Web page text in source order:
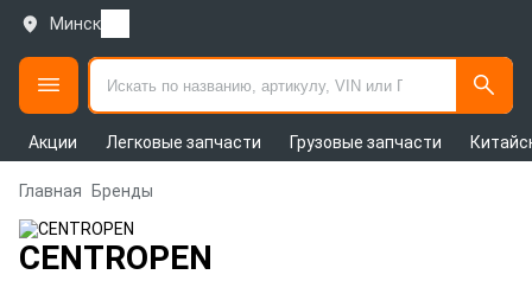
Минск
Акции Легковые запчасти Грузовые запчасти
Главная Бренды
CENTROPEN